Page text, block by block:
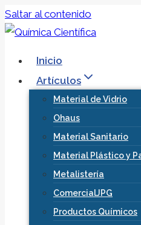
Saltar al contenido
Inicio
Artículos
Material de Vidrio
Ohaus
Material Sanitario
Material Plástico y
Metalistería
ComercialJPG
Productos Químicos